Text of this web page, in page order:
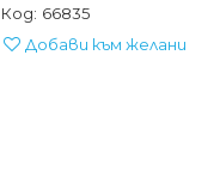
Код: 66835
Добави към желани